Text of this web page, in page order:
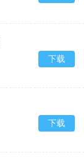
下载
下载